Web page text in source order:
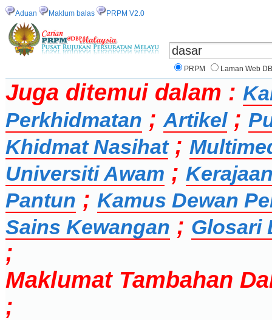
Aduan Maklum balas PRPM V2.0
PRPM Laman Web
Juga ditemui dalam :
Perkhidmatan ; Artikel;
Khidmat Nasihat;
Universiti Awam ;
Pantun ; Kamus Dewan
Sains Kewangan ; Glosari
;
Maklumat Tambahan
;